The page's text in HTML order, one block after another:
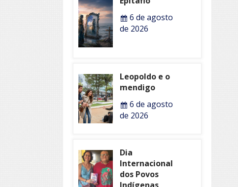
6 de agosto
de 2026
Leopoldo e o
mendigo
6 de agosto
de 2026
Dia
Internacional
dos Povos